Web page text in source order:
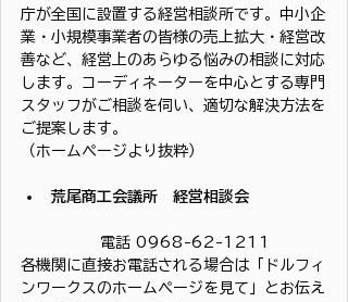
庁が全国に設置する経営相談所です。中小企
業・小規模事業者の皆様の売上拡大・経営改
善など、経営上のあらゆる悩みの相談に対応
します。コーディネーターを中心とする専門
スタッフがご相談を伺い、適切な解決方法を
ご提案します。
（ホームページより抜粋）
荒尾商工会議所　経営相談会
	 電話 0968-62-1211
各機関に直接お電話される場合は「ドルフィ
ンワークスのホームページを見て」とお伝え